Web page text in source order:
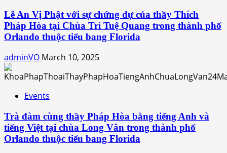
Lễ An Vị Phật với sự chứng dự của thầy Thích
Pháp Hòa tại Chùa Trí Tuệ Quang trong thành phố
Orlando thuộc tiểu bang Florida
adminVO March 10, 2025
Events
Trà đàm cùng thầy Pháp Hòa bằng tiếng Anh và
tiếng Việt tại chùa Long Vân trong thành phố
Orlando thuộc tiểu bang Florida